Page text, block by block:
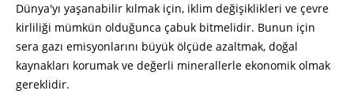
Dünya'yı yaşanabilir kılmak için, iklim değişiklikleri ve çevre
kirliliği mümkün olduğunca çabuk bitmelidir. Bunun için
sera gazı emisyonlarını büyük ölçüde azaltmak, doğal
kaynakları korumak ve değerli minerallerle ekonomik olmak
gereklidir.